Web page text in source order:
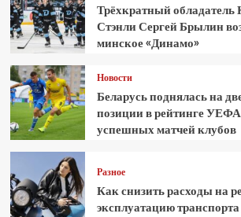
Трёхкратный обладатель
Стэнли Сергей Брылин
минское «Динамо»
Новости
Беларусь поднялась на
позиции в рейтинге
успешных матчей клубов
Разное
Как снизить расходы на
эксплуатацию транспорта